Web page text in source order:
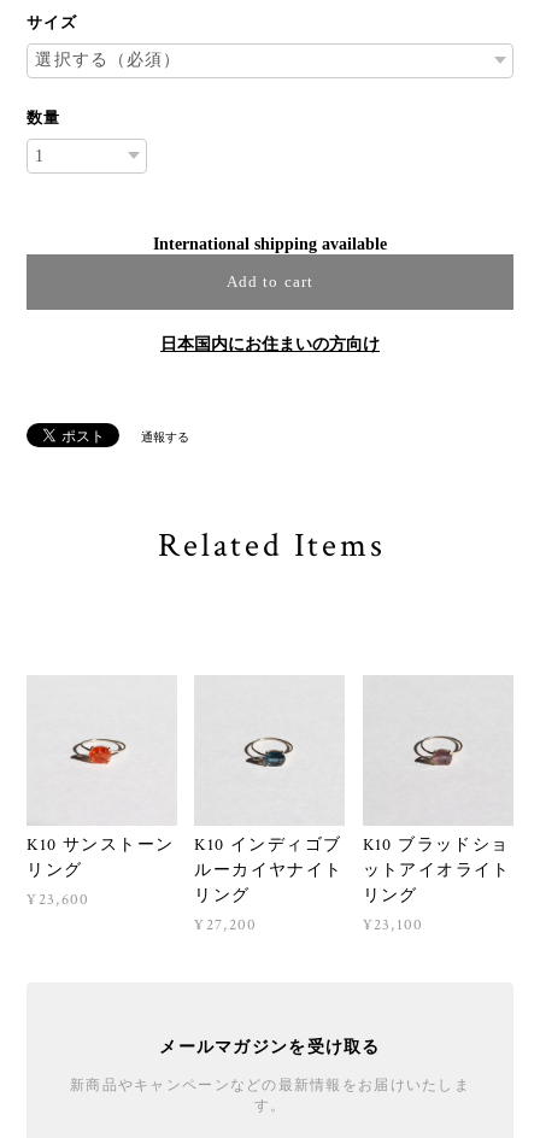
サイズ
数量
International shipping available
Add to cart
日本国内にお住まいの方向け
通報する
Related Items
K10 サンストーン
リング
¥23,600
K10 インディゴブ
ルーカイヤナイト
リング
¥27,200
K10 ブラッドショ
ットアイオライト
リング
¥23,100
メールマガジンを受け取る
新商品やキャンペーンなどの最新情報をお届けいたしま
す。